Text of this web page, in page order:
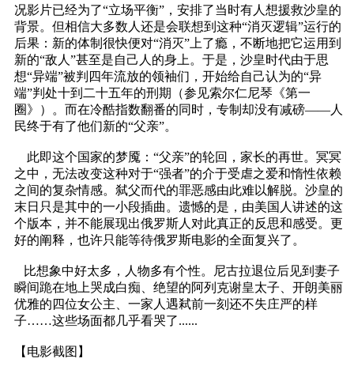
况影片已经为了“立场平衡”，安排了当时有人想援救沙皇的
背景。但相信大多数人还是会联想到这种“消灭逻辑”运行的
后果：新的体制很快便对“消灭”上了瘾，不断地把它运用到
新的“敌人”甚至是自己人的身上。于是，沙皇时代由于思
想“异端”被判四年流放的领袖们，开始给自己认为的“异
端”判处十到二十五年的刑期（参见索尔仁尼琴《第一
圈》）。而在冷酷指数翻番的同时，专制却没有减磅——人
民终于有了他们新的“父亲”。
此即这个国家的梦魇：“父亲”的轮回，家长的再世。冥冥
之中，无法改变这种对于“强者”的介于受虐之爱和惰性依赖
之间的复杂情感。弑父而代的罪恶感由此难以解脱。沙皇的
末日只是其中的一小段插曲。遗憾的是，由美国人讲述的这
个版本，并不能展现出俄罗斯人对此真正的反思和感受。更
好的阐释，也许只能等待俄罗斯电影的全面复兴了。
比想象中好太多，人物多有个性。尼古拉退位后见到妻子
瞬间跪在地上哭成白痴、绝望的阿列克谢皇太子、开朗美丽
优雅的四位女公主、一家人遇弒前一刻还不失庄严的样
子……这些场面都几乎看哭了......
【电影截图】